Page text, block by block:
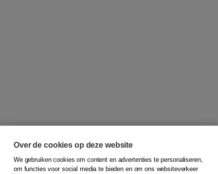
© 2026Koninklijke Boom uitgevers
Over de cookies op deze website
We gebruiken cookies om content en advertenties te personaliseren,
om functies voor social media te bieden en om ons websiteverkeer